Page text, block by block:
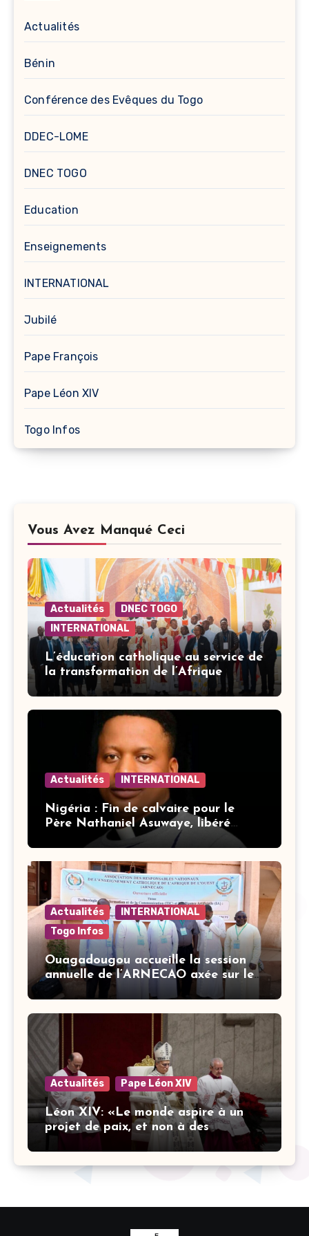
Actualités
Bénin
Conférence des Evêques du Togo
DDEC-LOME
DNEC TOGO
Education
Enseignements
INTERNATIONAL
Jubilé
Pape François
Pape Léon XIV
Togo Infos
Vous Avez Manqué Ceci
Actualités
DNEC TOGO
INTERNATIONAL
L’éducation catholique au service de
la transformation de l’Afrique
Actualités INTERNATIONAL
Nigéria : Fin de calvaire pour le
Père Nathaniel Asuwaye, libéré
après trois mois de captivité
Actualités
INTERNATIONAL
Togo Infos
Ouagadougou accueille la session
annuelle de l’ARNECAO axée sur les
défis de l’intelligence artificielle
Actualités Pape Léon XIV
Léon XIV: «Le monde aspire à un
projet de paix, et non à des
stratégies armées»